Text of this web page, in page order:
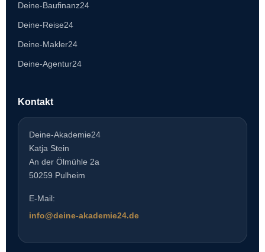
Deine-Baufinanz24
Deine-Reise24
Deine-Makler24
Deine-Agentur24
Kontakt
Deine-Akademie24
Katja Stein
An der Ölmühle 2a
50259 Pulheim
E-Mail:
info@deine-akademie24.de